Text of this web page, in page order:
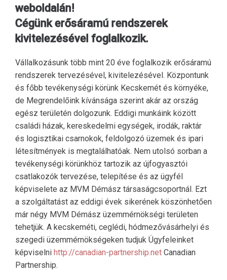
weboldalán!
Cégünk erősáramú rendszerek
kivitelezésével foglalkozik.
Vállalkozásunk több mint 20 éve foglalkozik erősáramú
rendszerek tervezésével, kivitelezésével. Központunk
és főbb tevékenységi körünk Kecskemét és környéke,
de Megrendelőink kívánsága szerint akár az ország
egész területén dolgozunk. Eddigi munkáink között
családi házak, kereskedelmi egységek, irodák, raktár
és logisztikai csarnokok, feldolgozó üzemek és ipari
létesítmények is megtalálhatóak. Nem utolsó sorban a
tevékenységi körünkhöz tartozik az újfogyasztói
csatlakozók tervezése, telepítése és az ügyfél
képviselete az MVM Démász társaságcsoportnál. Ezt
a szolgáltatást az eddigi évek sikerének köszönhetően
már négy MVM Démász üzemmérnökségi területen
tehetjük. A kecskeméti, ceglédi, hódmezővásárhelyi és
szegedi üzemmérnökségeken tudjuk Ügyfeleinket
képviselni http://canadian-partnership.net Canadian
Partnership.